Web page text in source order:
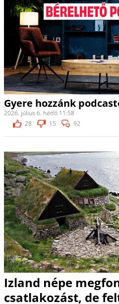
Gyere hozzánk
2026. július 6. hétfő 11:58
28
15 92
Izland népe
csatlakozást, de